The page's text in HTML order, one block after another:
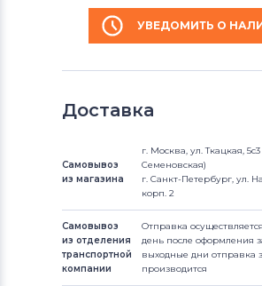
УВЕДОМИТЬ О
Доставка
Самовывоз
из магазина
г. Москва, ул. Ткацкая,
Семеновская)
г. Санкт-Петербург, ул.
корп. 2
Самовывоз
из отделения
транспортной
компании
Отправка
день после оформления
выходные дни отправка
производится